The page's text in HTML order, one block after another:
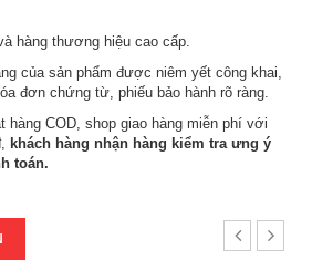
hàng thương hiệu cao cấp.
của sản phẩm được niêm yết công khai,
đơn chứng từ, phiếu bảo hành rõ ràng.
hàng COD, shop giao hàng miễn phí với
khách hàng nhận hàng kiểm tra ưng ý
toán.